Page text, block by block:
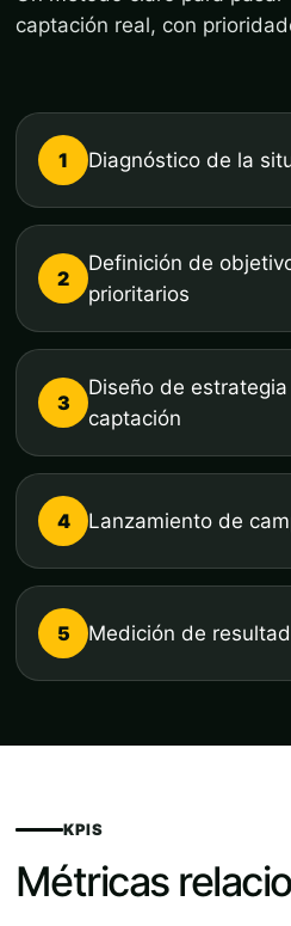
captación real, con
1 Diagnóstico de la
2
Definición de
prioritarios
3
Diseño de
captación
4 Lanzamiento de
5 Medición de
KPIS
Métricas